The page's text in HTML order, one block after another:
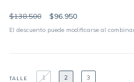
$138.500 $96.950
El descuento puede modificarse al
TALLE 1 2 3